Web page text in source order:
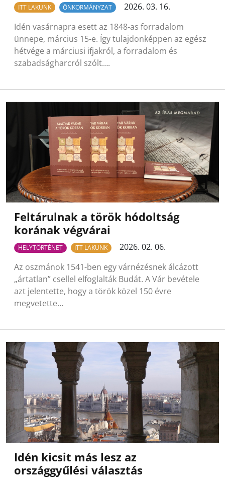
ITT LAKUNK ÖNKORMÁNYZAT
2026. 03. 16.
Idén vasárnapra esett az 1848-as forradalom
ünnepe, március 15-e. Így tulajdonképpen az egész
hétvége a márciusi ifjakról, a forradalom és
szabadságharcról szólt….
Feltárulnak a török hódoltság
korának végvárai
HELYTÖRTÉNET ITT LAKUNK
2026. 02. 06.
Az oszmánok 1541-ben egy várnézésnek álcázott
„ártatlan” csellel elfoglalták Budát. A Vár bevétele
azt jelentette, hogy a török közel 150 évre
megvetette…
Idén kicsit más lesz az
országgyűlési választás